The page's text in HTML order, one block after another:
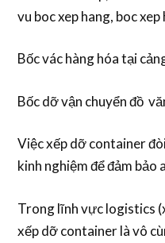
vu boc xep hang, boc
Bốc vác hàng hóa tại
Bốc dỡ vận chuyển đồ
Việc xếp dỡ container
kinh nghiệm để đảm bảo
Trong lĩnh vực logistics
xếp dỡ container là vô